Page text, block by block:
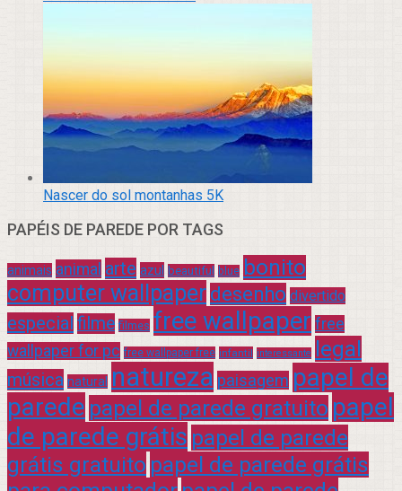
Nascer do sol montanhas 5K
PAPÉIS DE PAREDE POR TAGS
animais animal arte azul beautiful blue bonito
computer wallpaper desenho divertido
especial filme filmes free wallpaper free
wallpaper for pc free wallpaper free infantil interessante legal
música natural natureza paisagem papel de
parede papel de parede gratuito papel
de parede grátis papel de parede
grátis gratuito papel de parede grátis